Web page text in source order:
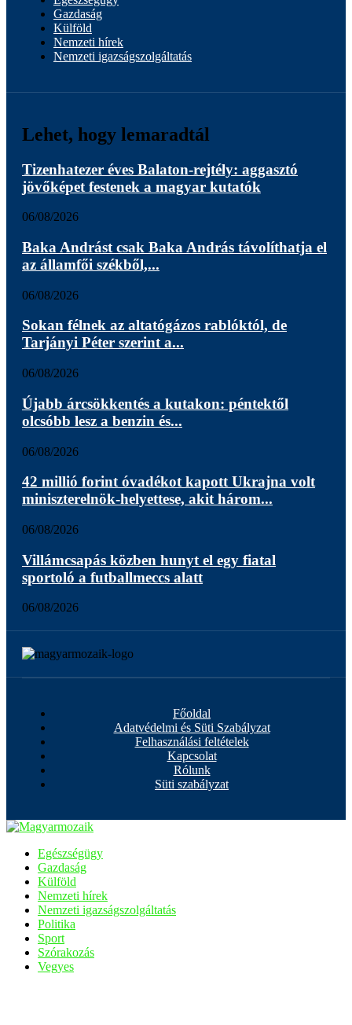
Gazdaság
Külföld
Nemzeti hírek
Nemzeti igazságszolgáltatás
Lehet, hogy lemaradtál
Tizenhatezer éves Balaton-rejtély: aggasztó
jövőképet festenek a magyar kutatók
06/08/2026
Baka Andrást csak Baka András távolíthatja el
az államfői székből,...
06/08/2026
Sokan félnek az altatógázos rablóktól, de
Tarjányi Péter szerint a...
06/08/2026
Újabb árcsökkentés a kutakon: péntektől
olcsóbb lesz a benzin és...
06/08/2026
42 millió forint óvadékot kapott Ukrajna volt
miniszterelnök-helyettese, akit három...
06/08/2026
Villámcsapás közben hunyt el egy fiatal
sportoló a futballmeccs alatt
06/08/2026
Főoldal
Adatvédelmi és Süti Szabályzat
Felhasználási feltételek
Kapcsolat
Rólunk
Süti szabályzat
Egészségügy
Gazdaság
Külföld
Nemzeti hírek
Nemzeti igazságszolgáltatás
Politika
Sport
Szórakozás
Vegyes